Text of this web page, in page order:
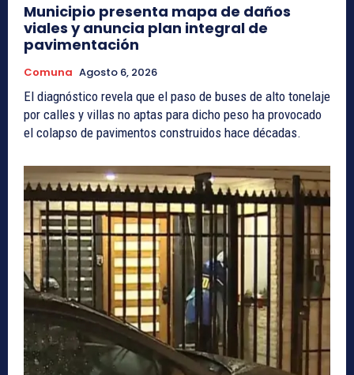
Municipio presenta mapa de daños
viales y anuncia plan integral de
pavimentación
Comuna Agosto 6, 2026
El diagnóstico revela que el paso de buses de alto tonelaje
por calles y villas no aptas para dicho peso ha provocado
el colapso de pavimentos construidos hace décadas.